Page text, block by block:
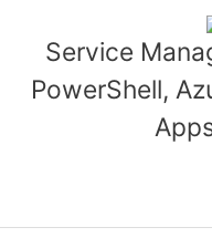
content
Service
PowerShell,